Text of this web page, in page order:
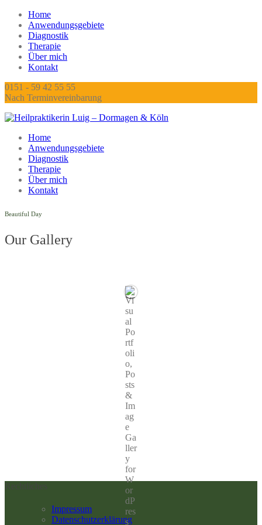
Home
Anwendungsgebiete
Diagnostik
Therapie
Über mich
Kontakt
0151 - 59 42 55 55
Nach Terminvereinbarung
Home
Anwendungsgebiete
Diagnostik
Therapie
Über mich
Kontakt
Beautiful Day
Our Gallery
Impressum
Datenschutzerklärung